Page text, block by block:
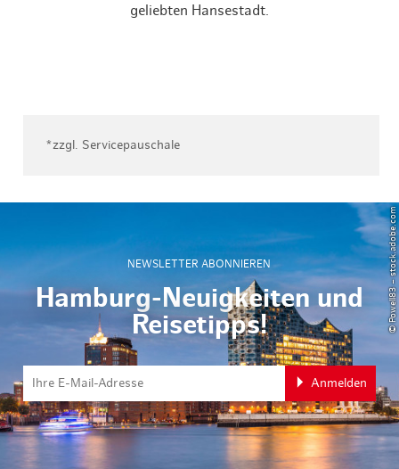
geliebten Hansestadt.
*zzgl. Servicepauschale
NEWSLETTER ABONNIEREN
Hamburg-Neuigkeiten und
Reisetipps!
Anmelden
© Powell83 – stock.adobe.com